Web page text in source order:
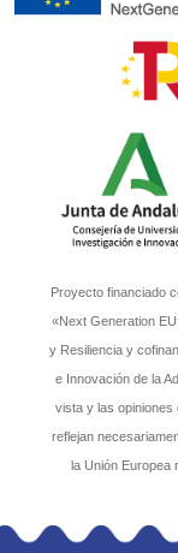
Proyecto financiado
«Next Generation
y Resiliencia y
e Innovación de la
vista y las opiniones
reflejan
la Unión Europea